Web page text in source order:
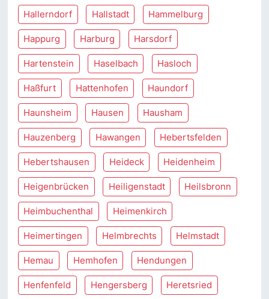
Hallerndorf Hallstadt Hammelburg
Happurg Harburg Harsdorf
Hartenstein Haselbach Hasloch
Haßfurt Hattenhofen Haundorf
Haunsheim Hausen Hausham
Hauzenberg Hawangen Hebertsfelden
Hebertshausen Heideck Heidenheim
Heigenbrücken Heiligenstadt Heilsbronn
Heimbuchenthal Heimenkirch
Heimertingen Helmbrechts Helmstadt
Hemau Hemhofen Hendungen
Henfenfeld Hengersberg Heretsried